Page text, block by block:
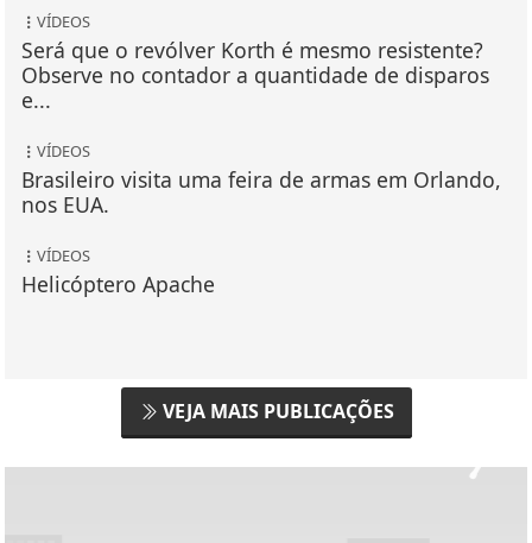
VÍDEOS
Será que o revólver Korth é mesmo resistente?
Observe no contador a quantidade de disparos
e...
VÍDEOS
Brasileiro visita uma feira de armas em Orlando,
nos EUA.
VÍDEOS
Helicóptero Apache
VEJA MAIS PUBLICAÇÕES